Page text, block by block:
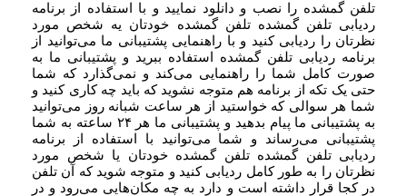
تلفن گمشده را نصب و دانلود نمایید و با استفاده از برنامه
ردیابی تلفن گمشده تلفن گمشده خودتان یه شخص مورد
نظرتان را ردیابی کنید و با راهنمایی پشتیبانی ما می‌توانید از
برنامه ردیابی تلفن گمشده استفاده ببرید و پشتیبانی ما به
صورت کامل شما را راهنمایی می‌کند و نمی‌گذارد که شما
حتی یک تکه از برنامه هم متوجه نشوید که باید چه کاری کنید و
شما هر سوالی که خواستید از هر ساعت شبانه روز می‌توانید
به پشتیبانی ما پیام بدهید و پشتیبانی ما هر ۲۴ ساعته به شما
پشتیبانی می‌رساند و شما می‌توانید با استفاده از برنامه
ردیابی تلفن گمشده تلفن گمشده خودتان یا شخص مورد
نظرتان را به طور کامل ردیابی کنید و متوجه شوید که آن تلفن
در کجا قرار داشته است و دارد به چه مکان‌هایی می‌رود و در